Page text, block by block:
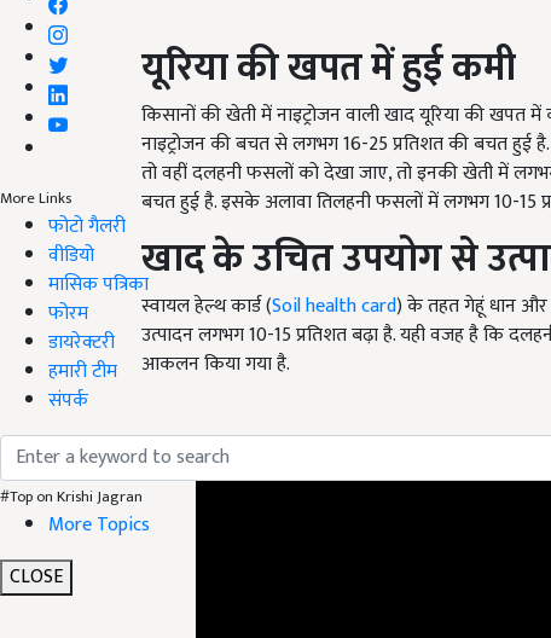
More Links
फोटो गैलरी
वीडियो
मासिक पत्रिका
फोरम
डायरेक्टरी
हमारी टीम
संपर्क
#Top on Krishi Jagran
More Topics
CLOSE
यूरिया की खपत में हुई कमी
किसानों की खेती में नाइट्रोजन वाली खाद यूरिया की
नाइट्रोजन की बचत से लगभग 16-25 प्रतिशत की बचत हुई
तो वहीं दलहनी फसलों को देखा जाए, तो इनकी खेती में
बचत हुई है. इसके अलावा तिलहनी फसलों में लगभग 10-15
खाद के उचित उपयोग से
स्वायल हेल्थ कार्ड (Soil health card) के तहत गेहूं धान और
उत्पादन लगभग 10-15 प्रतिशत बढ़ा है. यही वजह है कि
आकलन किया गया है.